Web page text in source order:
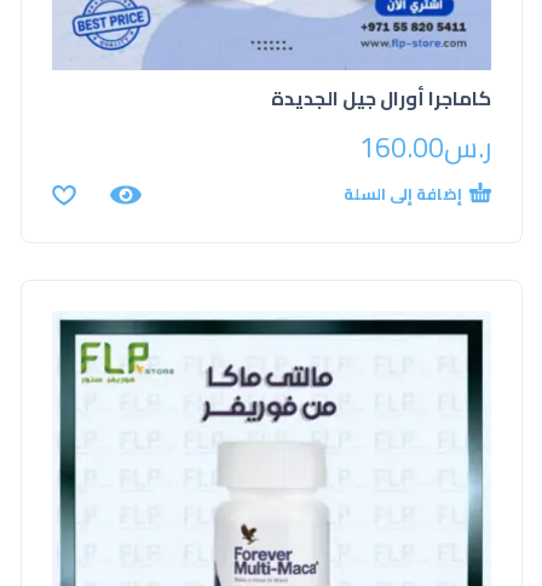
كاماجرا أورال جيل الجديدة
ر.س160.00
إضافة إلى السلة